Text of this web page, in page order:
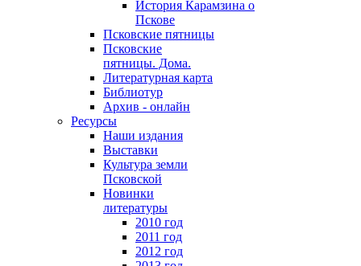
История Карамзина о
Пскове
Псковские пятницы
Псковские
пятницы. Дома.
Литературная карта
Библиотур
Архив - онлайн
Ресурсы
Наши издания
Выставки
Культура земли
Псковской
Новинки
литературы
2010 год
2011 год
2012 год